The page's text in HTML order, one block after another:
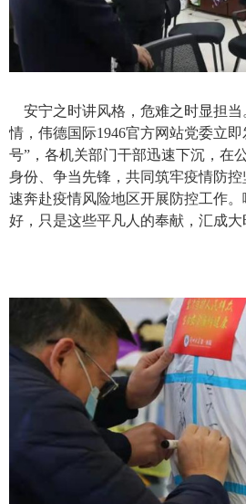
安宁之时讲风格，危难之时显担当
情，伟德国际1946官方网站党委立
号”，各机关部门干部迅速下沉，在
身份、争当先锋，共同筑牢疫情防控
速奔赴疫情风险地区开展防控工作
好，只是这些平凡人的奉献 ， 汇成大